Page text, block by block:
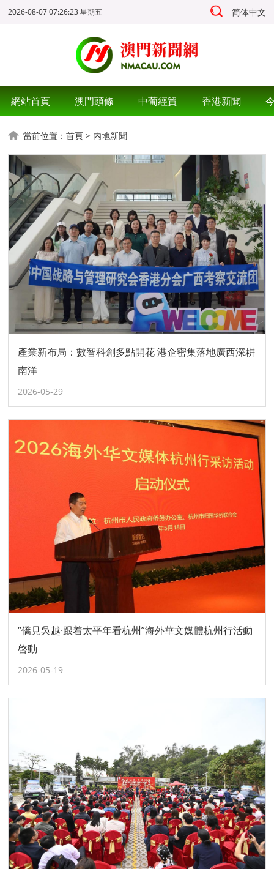
2026-08-07 07:26:25 星期五 简体中文
網站首頁 澳門頭條 中葡經貿 香港新聞
當前位置：首頁 > 内地新聞
產業新布局：數智科創多點開花 港企密集落地廣西深耕
南洋
2026-05-29
“僑見吳越·跟着太平年看杭州”海外華文媒體杭州行活動
啓動
2026-05-19